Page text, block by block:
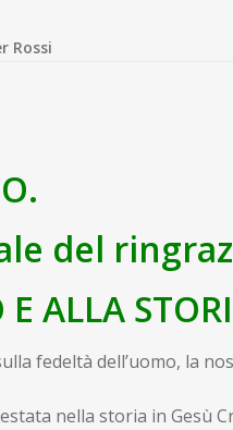
Rossi
del
E ALLA
fedeltà dell’uomo, la
nella storia in Gesù